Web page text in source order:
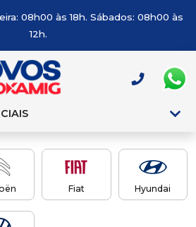
08h00 às 18h. Sábados: 08h00 às
12h.
Fiat Hyundai